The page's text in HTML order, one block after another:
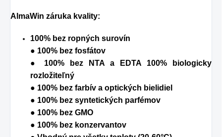
AlmaWin záruka kvality:
100% bez ropných surovín
● 100% bez fosfátov
● 100% bez NTA a EDTA 100% biologicky
rozložiteľný
● 100% bez farbív a optických bielidiel
● 100% bez syntetických parfémov
● 100% bez GMO
● 100% bez konzervantov